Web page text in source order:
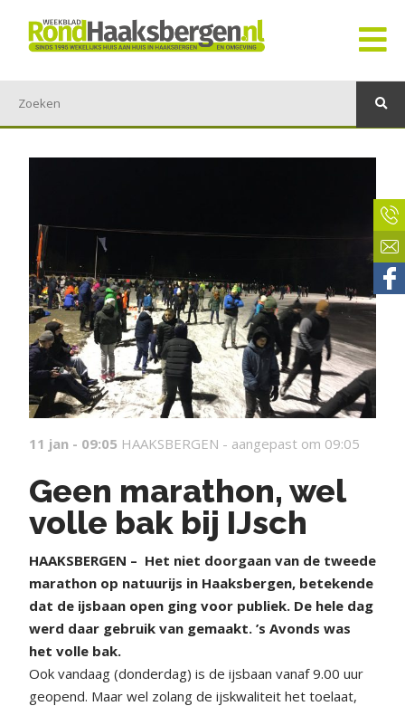
11 jan - 09:05 HAAKSBERGEN - aangepast om 09:05
Geen marathon, wel
volle bak bij IJsch
HAAKSBERGEN – Het niet doorgaan van de tweede
marathon op natuurijs in Haaksbergen, betekende
dat de ijsbaan open ging voor publiek. De hele dag
werd daar gebruik van gemaakt. ’s Avonds was
het volle bak.
Ook vandaag (donderdag) is de ijsbaan vanaf 9.00 uur
geopend. Maar wel zolang de ijskwaliteit het toelaat,